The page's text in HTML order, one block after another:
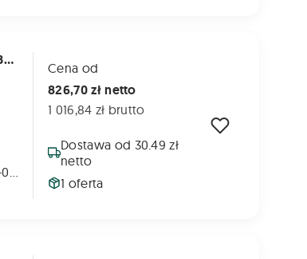
Łańcuch Komory Do Prasy Metal-Fach Z602 - 22 Belki (co 20 cm) - Jedna Strona Cena od
826,70 zł netto
1 016,84 zł brutto
Dostawa od 30.49 zł
netto
1 oferta